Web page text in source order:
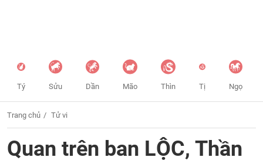
Tý Sửu Dần Mão Thìn Tị Ngọ
Trang chủ Tử vi
Quan trên ban LỘC, Thần